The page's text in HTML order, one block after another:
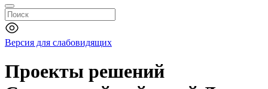
Версия для слабовидящих
Проекты решений